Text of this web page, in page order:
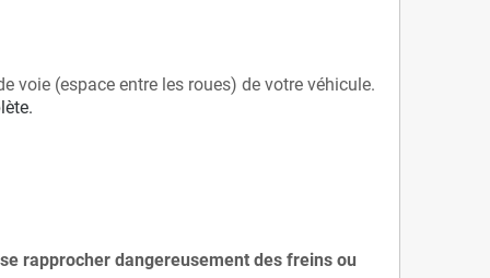
voie (espace entre les roues) de votre véhicule.
rapprocher dangereusement des freins ou